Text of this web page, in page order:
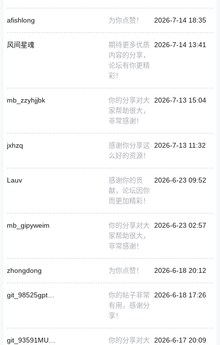
afishlong 为你点赞！ 2026-7-14 18:35
风间星魂
期待更多优质
内容的分享，
论坛有你更精
彩！
2026-7-14 13:41
mb_zzyhjjbk
你的分享对大
家帮助很大，
非常感谢！
2026-7-13 15:04
jxhzq
感谢你分享这
么好的资源！
2026-7-13 11:32
Lauv
感谢你的贡
献，论坛因你
而更加精彩！
2026-6-23 09:52
mb_gipyweim
你的分享对大
家帮助很大，
非常感谢！
2026-6-23 02:57
zhongdong 为你点赞！ 2026-6-18 20:12
你的帖子非常
有用，感谢分
享！
2026-6-18 17:26
你的分享对大
2026-6-17 20:09